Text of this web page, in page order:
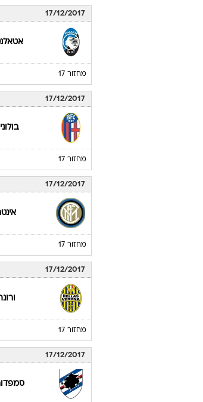
17/12/2017
מחזור 17
17/12/2017
מחזור 17
17/12/2017
מחזור 17
17/12/2017
מחזור 17
17/12/2017